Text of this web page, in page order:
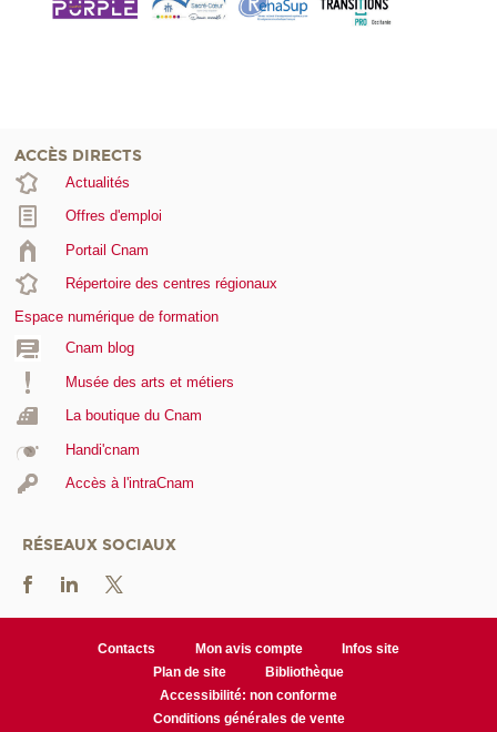
ACCÈS DIRECTS
Actualités
Offres d'emploi
Portail Cnam
Répertoire des centres régionaux
Espace numérique de formation
Cnam blog
Musée des arts et métiers
La boutique du Cnam
Handi'cnam
Accès à l'intraCnam
RÉSEAUX SOCIAUX
Contacts Mon avis compte
Infos site
Plan de site
Bibliothèque
Accessibilité: non conforme
Conditions générales de vente